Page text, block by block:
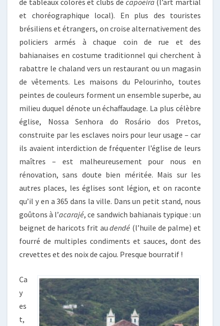
de tableaux colorés et clubs de capoeira (l’art martial
et choréographique local). En plus des touristes
brésiliens et étrangers, on croise alternativement des
policiers armés à chaque coin de rue et des
bahianaises en costume traditionnel qui cherchent à
rabattre le chaland vers un restaurant ou un magasin
de vêtements. Les maisons du Pelourinho, toutes
peintes de couleurs forment un ensemble superbe, au
milieu duquel dénote un échaffaudage. La plus célèbre
église, Nossa Senhora do Rosário dos Pretos,
construite par les esclaves noirs pour leur usage – car
ils avaient interdiction de fréquenter l’église de leurs
maîtres – est malheureusement pour nous en
rénovation, sans doute bien méritée. Mais sur les
autres places, les églises sont légion, et on raconte
qu’il y en a 365 dans la ville. Dans un petit stand, nous
goûtons à l’acarajé, ce sandwich bahianais typique : un
beignet de haricots frit audendé (l’huile de palme) et
fourré de multiples condiments et sauces, dont des
crevettes et des noix de cajou. Presque bourratif !
Ca
y
es
t,